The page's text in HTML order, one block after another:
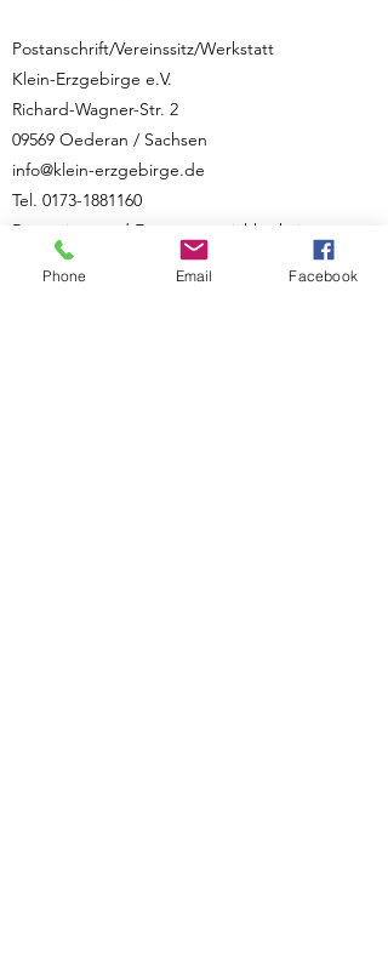
Postanschrift/Vereinssitz/Werkstatt
Klein-Erzgebirge e.V.
Richard-Wagner-Str. 2
09569 Oederan / Sachsen
info@klein-erzgebirge.de
Tel. 0173-1881160
Bürozeiten und Festnetzerreichbarkeit
nur nach Vereinbarung Tel.
037292-284122.
Phone Email Facebook